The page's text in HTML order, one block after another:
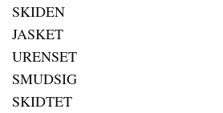
SKIDEN
JASKET
URENSET
SMUDSIG
SKIDTET